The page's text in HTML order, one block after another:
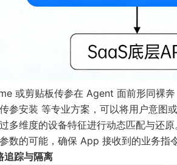
或剪贴板传参在 Agent 面前形同裸奔
参安装 等专业方案，可以将用户意图
多维度的设备特征进行动态匹配与还
数的可能，确保 App 接收到的业务指
追踪与隔离